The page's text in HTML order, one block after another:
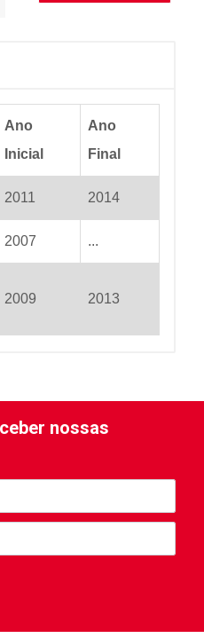
Ano
Inicial
Ano
Final
2011 2014
2007 ...
2009 2013
nossas